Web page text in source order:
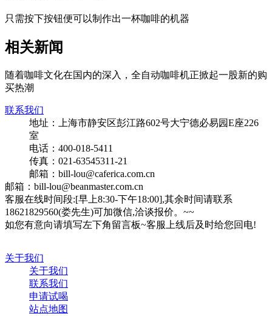
只需按下按钮便可以制作出一杯咖啡的机器
相关新闻
随着咖啡文化在国内的深入，全自动咖啡机正掀起一股新的购
买热潮
联系我们
地址：上海市静安区彭江路602号大宁德必易园E座226
室
电话：400-018-5411
传真：021-63545311-21
邮箱：bill-lou@caferica.com.cn
邮箱：bill-lou@beanmaster.com.cn
客服在线时间段:[早上8:30-下午18:00],其余时间请联系
18621829560(娄先生)可加微信,洽谈报价。~~
如您有意向请填写左下角留言板~客服上线后及时给您回电!
关于我们
关于我们
联系我们
申请试喝
站点地图